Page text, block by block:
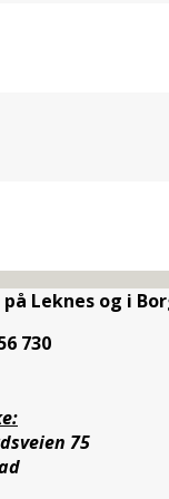
Leknes og i
730
75